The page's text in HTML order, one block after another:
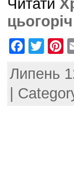
Читати
цьогоріч
F
c
e
T
itt
er e
Липень
|